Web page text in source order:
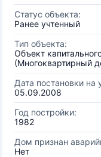
Статус объекта:
Ранее учтенный
Тип объекта:
Объект
(Многоквартирный
Дата постановки на
05.09.2008
Год постройки:
1982
Дом признан
Нет